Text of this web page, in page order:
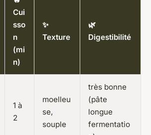
Cui
sso
n
(mi
n)
✨
Texture
🌿
Digestibilité
1 à
2
moelleu
se,
souple
très bonne
(pâte
longue
fermentatio